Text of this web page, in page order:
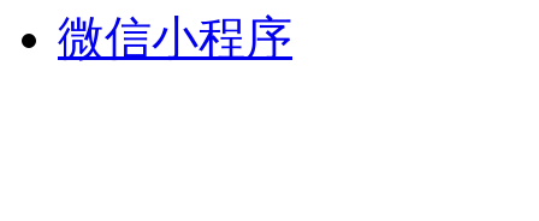
微信小程序